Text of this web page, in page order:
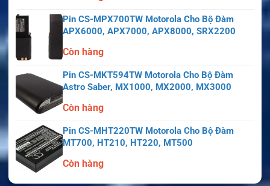
Pin CS-MPX700TW Motorola Cho Bộ Đàm
APX6000, APX7000, APX8000, SRX2200
Còn hàng
Pin CS-MKT594TW Motorola Cho Bộ Đàm
Astro Saber, MX1000, MX2000, MX3000
Còn hàng
Pin CS-MHT220TW Motorola Cho Bộ Đàm
MT700, HT210, HT220, MT500
Còn hàng